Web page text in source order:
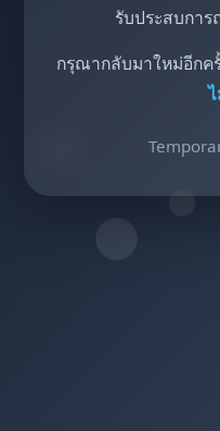
รับประสบกา
กรุณากลับมาใหม่อีกค